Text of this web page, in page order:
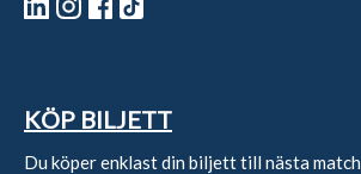
KÖP BILJETT
Du köper enklast din biljett till nästa match